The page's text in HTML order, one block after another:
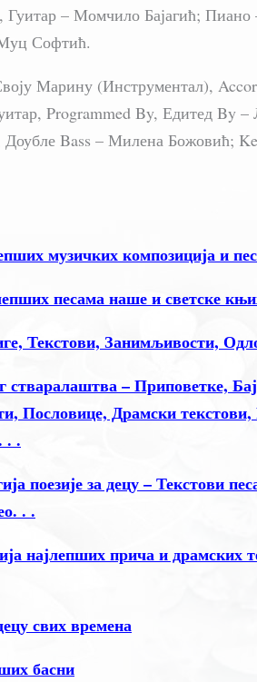
– Момчило Бајагић; Пиано
Софтић.
Марину (Инструментал),
Programmed By, Едитед By
Bass – Милена Божовић;
музичких композиција и
песама наше и светске
Текстови, Занимљивости,
– Приповетке,
Пословице, Драмски
. .
за децу – Текстови
. .
прича и драмских
свих времена
басни